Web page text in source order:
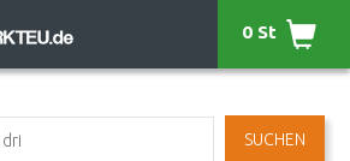
SUCHEN
0 St